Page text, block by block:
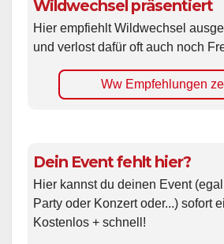
Wildwechsel präsentiert
Hier empfiehlt Wildwechsel
und verlost dafür oft auch noch
Ww Empfehlungen
Dein Event fehlt hier?
Hier kannst du deinen Event
Party oder Konzert oder...) sofort
Kostenlos + schnell!